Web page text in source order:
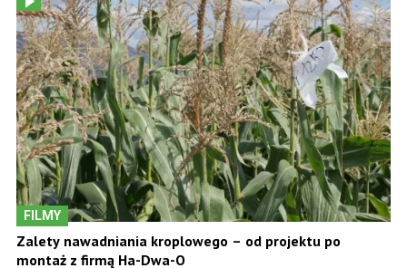
FILMY
Zalety nawadniania kroplowego – od projektu po
montaż z firmą Ha-Dwa-O